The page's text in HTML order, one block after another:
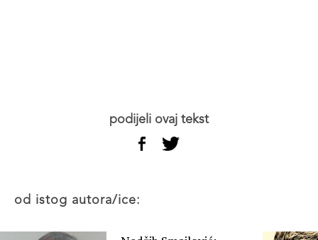
podijeli ovaj tekst
od istog autora/ice: